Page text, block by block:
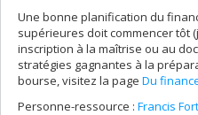
Une bonne planification du
supérieures doit commencer tôt
inscription à la maîtrise ou au
stratégies gagnantes à la
bourse, visitez la page Du
Personne-ressource : Francis